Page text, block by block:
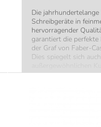
Die jahrhundertelange
Schreibgeräte in
hervorragender
garantiert die
der Graf von Faber-
Dies spiegelt sich
wider.